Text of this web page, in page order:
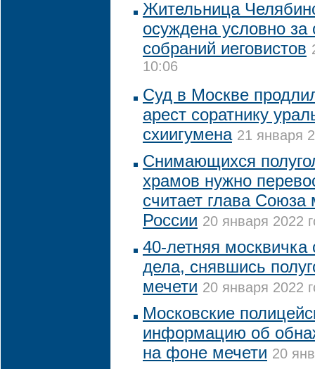
Жительница
осуждена условно за
собраний иеговистов
10:06
Суд в Москве
арест соратнику
схиигумена 21 января
Снимающихся
храмов нужно
считает глава Союза
России 20 января 2022
40-летняя москвичка
дела, снявшись
мечети 20 января 2022
Московские
информацию об
на фоне мечети 20